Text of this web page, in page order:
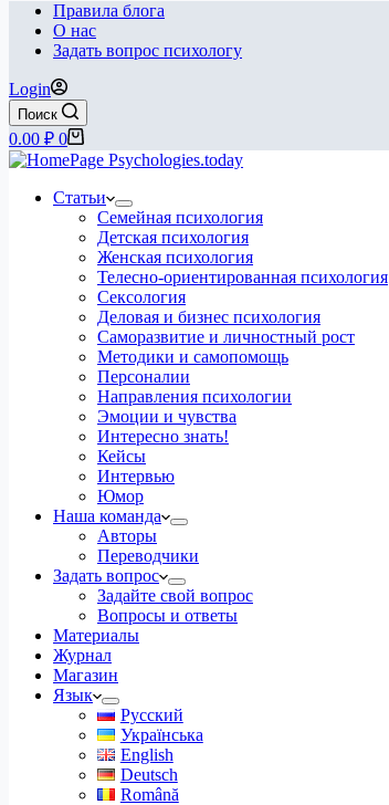
Правила блога
О нас
Задать вопрос психологу
Login
Поиск
Корзина
0.00 ₽ 0
Статьи
Семейная психология
Детская психология
Женская психология
Телесно-ориентированная психология
Сексология
Деловая и бизнес психология
Саморазвитие и личностный рост
Методики и самопомощь
Персоналии
Направления психологии
Эмоции и чувства
Интересно знать!
Кейсы
Интервью
Юмор
Наша команда
Авторы
Переводчики
Задать вопрос
Задайте свой вопрос
Вопросы и ответы
Материалы
Журнал
Магазин
Язык
Русский
Українська
English
Deutsch
Română